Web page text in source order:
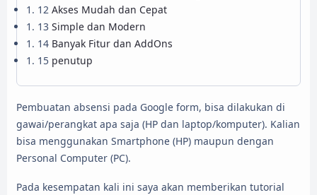
12 Akses Mudah dan Cepat
13 Simple dan Modern
14 Banyak Fitur dan AddOns
15 penutup
Pembuatan absensi pada Google form, bisa dilakukan di
gawai/perangkat apa saja (HP dan laptop/komputer). Kalian
bisa menggunakan Smartphone (HP) maupun dengan
Personal Computer (PC).
Pada kesempatan kali ini saya akan memberikan tutorial